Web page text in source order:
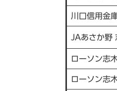
川口信用金
JAあさか野
ローソン志
ローソン志